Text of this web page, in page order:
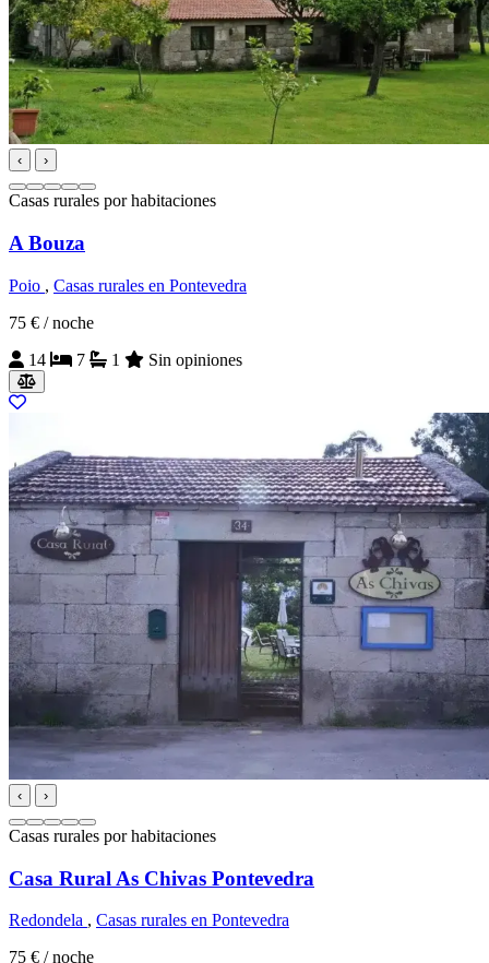
‹ ›
Casas rurales por habitaciones
A Bouza
Poio , Casas rurales en Pontevedra
75 € / noche
14
7 1 Sin opiniones
‹ ›
Casas rurales por habitaciones
Casa Rural As Chivas Pontevedra
Redondela , Casas rurales en Pontevedra
75 € / noche